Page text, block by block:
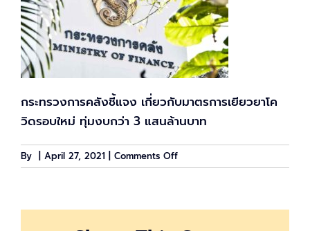
กระทรวงการคลังชี้แจง เกี่ยวกับมาตรการเยียวยาโค
วิดรอบใหม่ ทุ่มงบกว่า 3 แสนล้านบาท
By April 27, 2021 Comments Offon
กระทรวง